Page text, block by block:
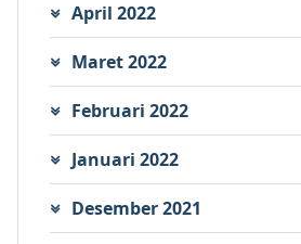
April 2022
Maret 2022
Februari 2022
Januari 2022
Desember 2021